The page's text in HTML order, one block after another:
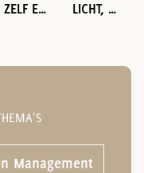
ZELF EEN BOEK UITGEVEN VOOR BEGINNERS LICHT, KLEUR EN HOE WE ZIEN
Management